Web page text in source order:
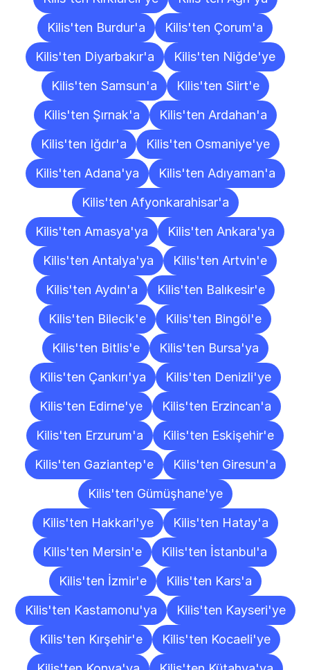
Kilis'ten Burdur'a
Kilis'ten Çorum'a
Kilis'ten Diyarbakır'a
Kilis'ten Niğde'ye
Kilis'ten Samsun'a
Kilis'ten Siirt'e
Kilis'ten Şırnak'a
Kilis'ten Ardahan'a
Kilis'ten Iğdır'a
Kilis'ten Osmaniye'ye
Kilis'ten Adana'ya
Kilis'ten Adıyaman'a
Kilis'ten Afyonkarahisar'a
Kilis'ten Amasya'ya
Kilis'ten Ankara'ya
Kilis'ten Antalya'ya
Kilis'ten Artvin'e
Kilis'ten Aydın'a
Kilis'ten Balıkesir'e
Kilis'ten Bilecik'e
Kilis'ten Bingöl'e
Kilis'ten Bitlis'e
Kilis'ten Bursa'ya
Kilis'ten Çankırı'ya
Kilis'ten Denizli'ye
Kilis'ten Edirne'ye
Kilis'ten Erzincan'a
Kilis'ten Erzurum'a
Kilis'ten Eskişehir'e
Kilis'ten Gaziantep'e
Kilis'ten Giresun'a
Kilis'ten Gümüşhane'ye
Kilis'ten Hakkari'ye
Kilis'ten Hatay'a
Kilis'ten Mersin'e
Kilis'ten İstanbul'a
Kilis'ten İzmir'e
Kilis'ten Kars'a
Kilis'ten Kastamonu'ya
Kilis'ten Kayseri'ye
Kilis'ten Kırşehir'e
Kilis'ten Kocaeli'ye